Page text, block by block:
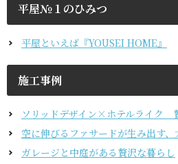
平屋№１のひみつ
平屋といえば『YOUSEI HOME』
施工事例
ソリッドデザイン×ホテルライク
空に伸びるファサードが生み出す
ガレージと中庭がある贅沢な暮らし